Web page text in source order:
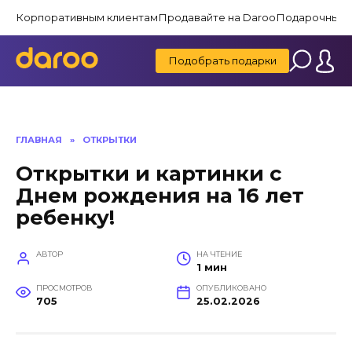
содержанию
Корпоративным клиентамПродавайте на DarooПодарочные
Подобрать подарки
ГЛАВНАЯ » ОТКРЫТКИ
Открытки и картинки с
Днем рождения на 16 лет
ребенку!
АВТОР НА ЧТЕНИЕ
1 мин
ПРОСМОТРОВ
705
ОПУБЛИКОВАНО
25.02.2026